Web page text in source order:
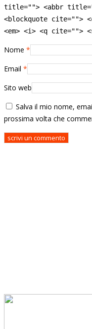
title=""> <abbr
<blockquote cite="">
<em> <i> <q cite="">
Nome *
Email *
Sito web
Salva il mio nome,
prossima volta che